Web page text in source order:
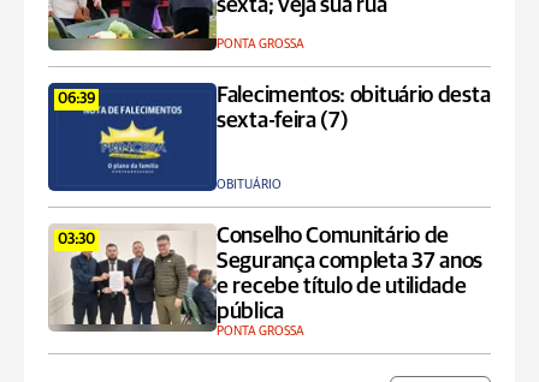
sexta; veja sua rua
PONTA GROSSA
06:39
Falecimentos: obituário desta
sexta-feira (7)
OBITUÁRIO
03:30
Conselho Comunitário de
Segurança completa 37 anos
e recebe título de utilidade
pública
PONTA GROSSA